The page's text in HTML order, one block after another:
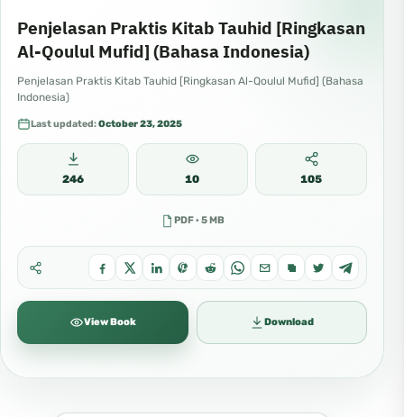
Penjelasan Praktis Kitab Tauhid [Ringkasan
Al-Qoulul Mufid] (Bahasa Indonesia)
Penjelasan Praktis Kitab Tauhid [Ringkasan Al-Qoulul Mufid] (Bahasa
Indonesia)
Last updated:October 23, 2025
246 10 105
PDF · 5 MB
View Book Download